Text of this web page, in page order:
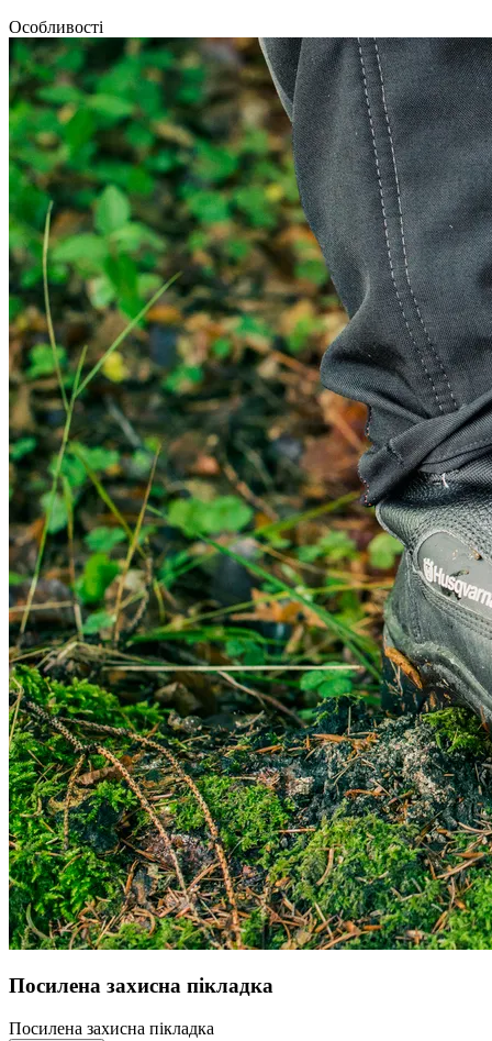
Особливості
Посилена захисна пікладка
Посилена захисна пікладка